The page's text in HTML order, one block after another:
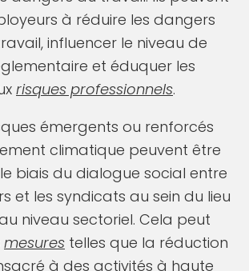
à réduire les dangers
influencer le niveau de
et éduquer les
risques professionnels.
émergents ou renforcés
climatique peuvent être
biais du dialogue social entre
et les syndicats au sein du lieu
niveau sectoriel. Cela peut
mesures telles que la réduction
à des activités à haute